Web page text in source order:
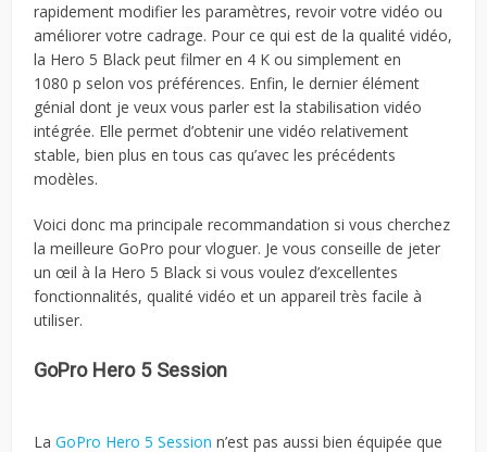
rapidement modifier les paramètres, revoir votre vidéo ou
améliorer votre cadrage. Pour ce qui est de la qualité vidéo,
la Hero 5 Black peut filmer en 4 K ou simplement en
1080 p selon vos préférences. Enfin, le dernier élément
génial dont je veux vous parler est la stabilisation vidéo
intégrée. Elle permet d’obtenir une vidéo relativement
stable, bien plus en tous cas qu’avec les précédents
modèles.
Voici donc ma principale recommandation si vous cherchez
la meilleure GoPro pour vloguer. Je vous conseille de jeter
un œil à la Hero 5 Black si vous voulez d’excellentes
fonctionnalités, qualité vidéo et un appareil très facile à
utiliser.
GoPro Hero 5 Session
LaGoPro Hero 5 Session n’est pas aussi bien équipée que